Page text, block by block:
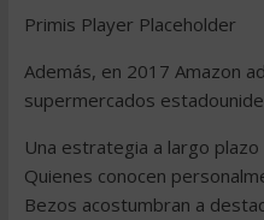
Primis Player Placeholder
Además, en 2017 Amazon
supermercados
Una estrategia a largo plazo
Quienes conocen
Bezos acostumbran a